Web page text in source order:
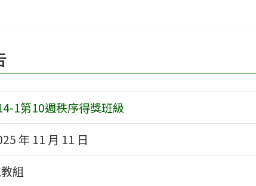
1第10週秩序得獎班級
年 11 月 11 日
組